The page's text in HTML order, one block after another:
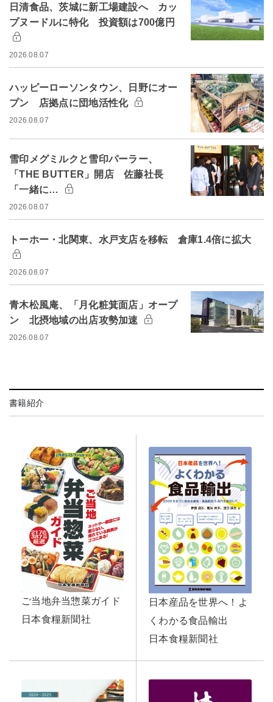
日清食品、茨城に新工場建設へ カッ
プヌードルに特化 投資額は700億円
2026.08.07
ハッピーローソンタウン、日野にオー
プン 店拠点に団地活性化
2026.08.07
雪印メグミルクと雪印パーラー、
「THE BUTTER」開店 佐藤社長
「一緒に…
2026.08.07
トーホー・北関東、水戸支店を移転 倉庫1.4倍に拡大
2026.08.07
青木松風庵、「月化粧箕面店」オープ
ン 北摂地域の出店攻勢加速
2026.08.07
書籍紹介
ご当地弁当惣菜ガイド
日本食糧新聞社
日本産品を世界へ！よ
くわかる食品輸出
日本食糧新聞社